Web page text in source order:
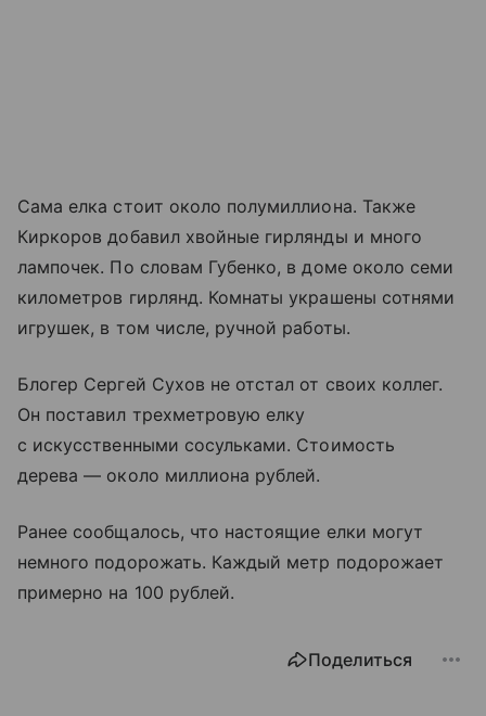
Сама елка стоит около полумиллиона. Также
Киркоров добавил хвойные гирлянды и много
лампочек. По словам Губенко, в доме около семи
километров гирлянд. Комнаты украшены сотнями
игрушек, в том числе, ручной работы.
Блогер Сергей Сухов не отстал от своих коллег.
Он поставил трехметровую елку
с искусственными сосульками. Стоимость
дерева — около миллиона рублей.
Ранее сообщалось, что настоящие елки могут
немного подорожать. Каждый метр подорожает
примерно на 100 рублей.
Поделиться